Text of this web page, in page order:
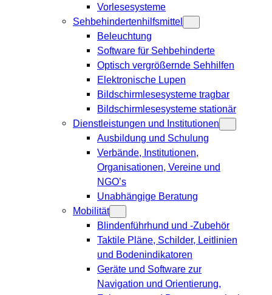
Vorlesesysteme
Sehbehindertenhilfsmittel
Beleuchtung
Software für Sehbehinderte
Optisch vergrößernde Sehhilfen
Elektronische Lupen
Bildschirmlesesysteme tragbar
Bildschirmlesesysteme stationär
Dienstleistungen und Institutionen
Ausbildung und Schulung
Verbände, Institutionen,
Organisationen, Vereine und
NGO’s
Unabhängige Beratung
Mobilität
Blindenführhund und -Zubehör
Taktile Pläne, Schilder, Leitlinien
und Bodenindikatoren
Geräte und Software zur
Navigation und Orientierung,